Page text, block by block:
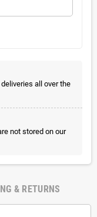
all over the
not stored on our
& RETURNS